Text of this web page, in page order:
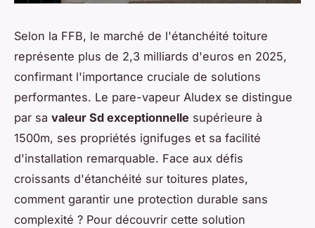
Selon la FFB, le marché de l'étanchéité toiture
représente plus de 2,3 milliards d'euros en 2025,
confirmant l'importance cruciale de solutions
performantes. Le pare-vapeur Aludex se distingue
par sa valeur Sd exceptionnelle supérieure à
1500m, ses propriétés ignifuges et sa facilité
d'installation remarquable. Face aux défis
croissants d'étanchéité sur toitures plates,
comment garantir une protection durable sans
complexité ? Pour découvrir cette solution